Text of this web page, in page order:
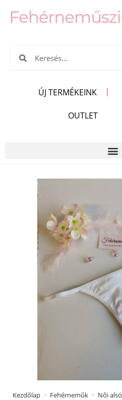
ÚJ TERMÉKEINK
OUTLET
Kezdőlap > Fehérneműk > Női alsó